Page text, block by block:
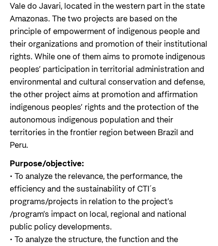
Vale do Javari, located in the western part in the state
Amazonas. The two projects are based on the
principle of empowerment of indigenous people and
their organizations and promotion of their institutional
rights. While one of them aims to promote indigenous
peoples’ participation in territorial administration and
environmental and cultural conservation and defense,
the other project aims at promotion and affirmation
indigenous peoples’ rights and the protection of the
autonomous indigenous population and their
territories in the frontier region between Brazil and
Peru.
Purpose/objective:
• To analyze the relevance, the performance, the
efficiency and the sustainability of CTI´s
programs/projects in relation to the project’s
/program’s impact on local, regional and national
public policy developments.
• To analyze the structure, the function and the